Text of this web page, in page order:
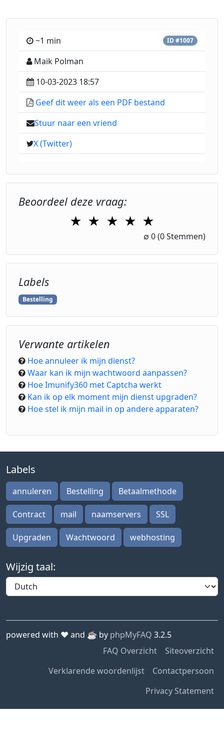
~1 min ID #1007
Maik Polman
10-03-2023 18:57
Geef dit weer als een PDF bestand
Stuur naar een vriend
X (Twitter)
Beoordeel deze vraag:
★ ★ ★
3 Stars
★
4 Stars
★
5 Stars
∅ 0(0 Stemmen)
Labels
Bestelling
Verwante artikelen
Hoe annuleer ik mijn dienst?
Waar kan ik mijn wachtwoord aanpassen?
Hoe Imunify360 met Captcha werkt
Kan ik op elk moment mijn dienst upgraden?
Hoe stel ik mijn mail in op andere apparaten?
Labels
annuleren Bestelling Betaalmethode
Contract mail naamservers SSL
Upgraden Wachtwoord webhosting
Wijzig taal:
powered with ❤️ and ☕️ by phpMyFAQ 3.2.5
FAQ Overzicht
Siteoverzicht
Verklarende woordenlijst
Contactpersoon
Privacy Statement